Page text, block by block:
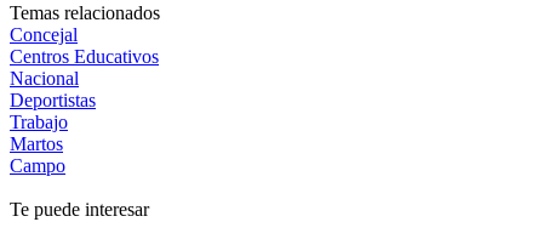
Temas relacionados
Concejal
Centros Educativos
Nacional
Deportistas
Trabajo
Martos
Campo
Te puede interesar